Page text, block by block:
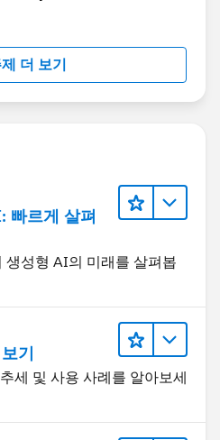
더 보기
빠르게 살펴
생성형 AI의 미래를 살펴봅
기
세 및 사용 사례를 알아보세